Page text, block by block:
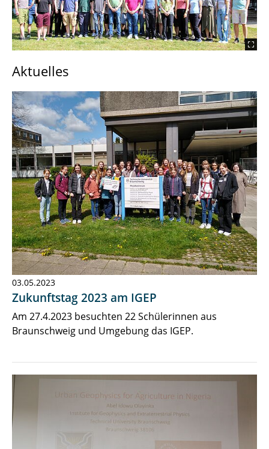
Abschlussarbeiten
Forschung
Podcast & Videos
Oberseminar
Stellenausschreibungen
IGeP Cloud
Aktuelles
03.05.2023
Zukunftstag 2023 am IGEP
Am 27.4.2023 besuchten 22 Schülerinnen aus
Braunschweig und Umgebung das IGEP.